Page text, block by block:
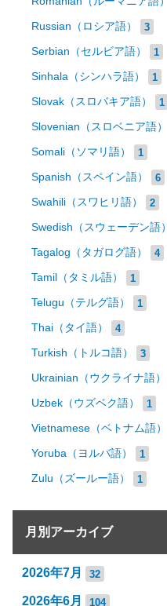
Russian（ロシア語） 3
Serbian（セルビア語） 1
Sinhala（シンハラ語） 1
Slovak（スロバキア語） 1
Slovenian（スロベニア語）
Somali（ソマリ語） 1
Spanish（スペイン語） 6
Swahili（スワヒリ語） 2
Swedish（スウェーデン語）
Tagalog（タガログ語） 4
Tamil（タミル語） 1
Telugu（テルグ語） 1
Thai（タイ語） 4
Turkish（トルコ語） 3
Ukrainian（ウクライナ語）
Uzbek（ウズベク語） 1
Vietnamese（ベトナム語）
Yoruba（ヨルバ語） 1
Zulu（ズールー語） 1
月別アーカイブ
2026年7月 32
2026年6月 104